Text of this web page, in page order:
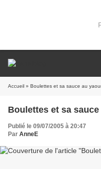
Accueil » Boulettes et sa sauce au
Boulettes et sa
Publié le 09/07/2005 à 20:47
Par AnneE